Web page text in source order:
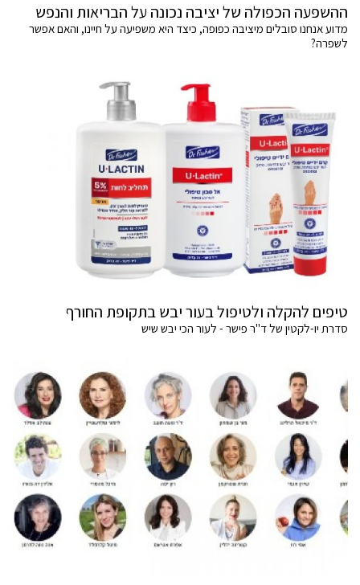
ההשפעה הכפולה של יציבה נכונה על הבריאות והנפש
מדוע אנחנו סובלים מיציבה כפופה, כיצד היא משפיעה על חיינו, והאם אפשר
לשפרה?
טיפים להקלה ולטיפול בעור יבש בתקופת החורף
סדרת יו-לקטין של ד"ר פישר - לעור הכי יבש שיש